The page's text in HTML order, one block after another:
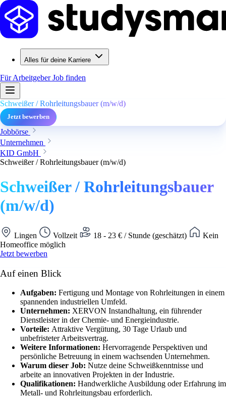
Alles für deine Karriere
Für ArbeitgeberJob finden
Schweißer / Rohrleitungsbauer (m/w/d)
Jetzt bewerben
Jobbörse
Unternehmen
KID GmbH
Schweißer / Rohrleitungsbauer (m/w/d)
Schweißer / Rohrleitungsbauer
(m/w/d)
Lingen Vollzeit 18 - 23 € / Stunde (geschätzt)
Kein
Homeoffice möglich
Jetzt bewerben
Auf einen Blick
Aufgaben: Fertigung und Montage von Rohrleitungen in einem
spannenden industriellen Umfeld.
Unternehmen: XERVON Instandhaltung, ein führender
Dienstleister in der Chemie- und Energieindustrie.
Vorteile: Attraktive Vergütung, 30 Tage Urlaub und
unbefristeter Arbeitsvertrag.
Weitere Informationen: Hervorragende Perspektiven und
persönliche Betreuung in einem wachsenden Unternehmen.
Warum dieser Job: Nutze deine Schweißkenntnisse und
arbeite an innovativen Projekten in der Industrie.
Qualifikationen: Handwerkliche Ausbildung oder Erfahrung im
Metall- und Rohrleitungsbau erforderlich.